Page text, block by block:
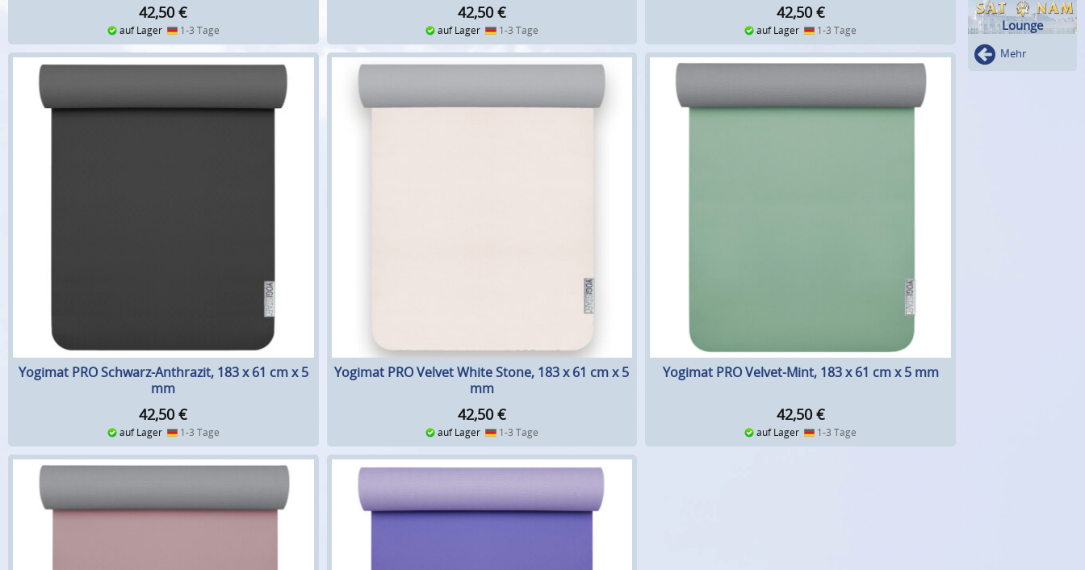
42,50 €
auf Lager 1-3 Tage
42,50 €
auf Lager 1-3 Tage
42,50 €
auf Lager 1-3 Tage
Yogimat PRO Schwarz-Anthrazit, 183 x 61 cm x 5
mm
42,50 €
auf Lager 1-3 Tage
Yogimat PRO Velvet White Stone, 183 x 61 cm x 5
mm
42,50 €
auf Lager 1-3 Tage
Yogimat PRO Velvet-Mint, 183 x 61 cm x 5 mm
42,50 €
auf Lager 1-3 Tage
Lounge
Mehr